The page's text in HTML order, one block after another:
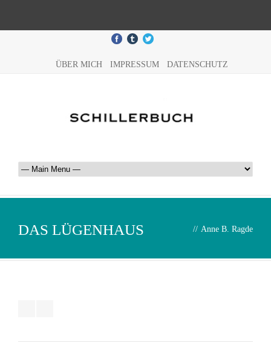
ÜBER MICH IMPRESSUM DATENSCHUTZ
DAS LÜGENHAUS // Anne B. Ragde